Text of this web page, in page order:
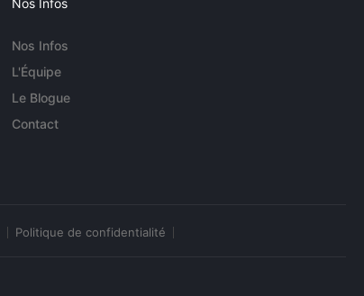
Nos Infos
Nos Infos
L'Équipe
Le Blogue
Contact
Politique de confidentialité